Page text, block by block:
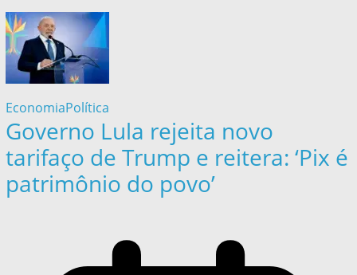
EconomiaPolítica
Governo Lula rejeita novo
tarifaço de Trump e reitera: ‘Pix é
patrimônio do povo’